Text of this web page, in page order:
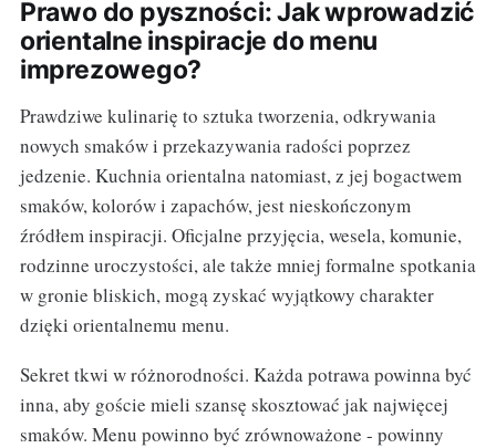
Prawo do pyszności: Jak wprowadzić
orientalne inspiracje do menu
imprezowego?
Prawdziwe kulinarię to sztuka tworzenia, odkrywania
nowych smaków i przekazywania radości poprzez
jedzenie. Kuchnia orientalna natomiast, z jej bogactwem
smaków, kolorów i zapachów, jest nieskończonym
źródłem inspiracji. Oficjalne przyjęcia, wesela, komunie,
rodzinne uroczystości, ale także mniej formalne spotkania
w gronie bliskich, mogą zyskać wyjątkowy charakter
dzięki orientalnemu menu.
Sekret tkwi w różnorodności. Każda potrawa powinna być
inna, aby goście mieli szansę skosztować jak najwięcej
smaków. Menu powinno być zrównoważone - powinny